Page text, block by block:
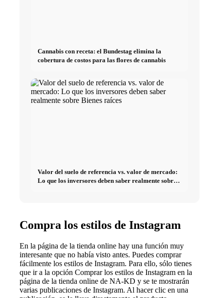
Cannabis con receta: el Bundestag elimina la
cobertura de costos para las flores de cannabis
Valor del suelo de referencia vs. valor de mercado:
Lo que los inversores deben saber realmente sobre
Compra los estilos de Instagram
En la página de la tienda online hay una función muy
interesante que no había visto antes. Puedes comprar
fácilmente los estilos de Instagram. Para ello, sólo tienes
que ir a la opción Comprar los estilos de Instagram en la
página de la tienda online de NA-KD y se te mostrarán
varias publicaciones de Instagram. Al hacer clic en una